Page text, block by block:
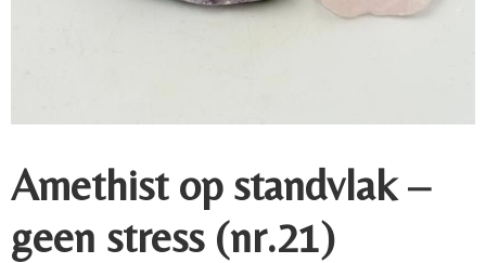
Amethist op standvlak –
geen stress (nr.21)